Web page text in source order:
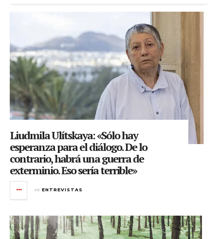
Liudmila Ulítskaya: «Sólo hay
esperanza para el diálogo. De lo
contrario, habrá una guerra de
exterminio. Eso sería terrible»
en ENTREVISTAS